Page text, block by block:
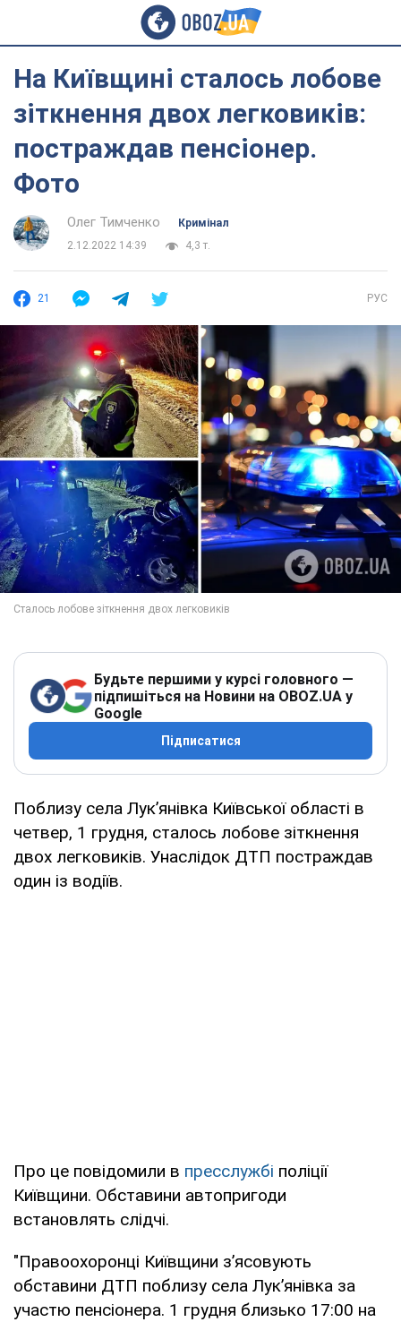
На Київщині сталось лобове
зіткнення двох легковиків:
постраждав пенсіонер.
Фото
Олег Тимченко
Кримінал
2.12.2022 14:39
4,3 т.
21 РУС
Будьте першими у курсі головного —
підпишіться на Новини на OBOZ.UA у
Google
Підписатися
Поблизу села Лук’янівка Київської області в
четвер, 1 грудня, сталось лобове зіткнення
двох легковиків. Унаслідок ДТП постраждав
один із водіїв.
Про це повідомили в пресслужбі поліції
Київщини. Обставини автопригоди
встановлять слідчі.
"Правоохоронці Київщини з’ясовують
обставини ДТП поблизу села Лук’янівка за
участю пенсіонера. 1 грудня близько 17:00 на